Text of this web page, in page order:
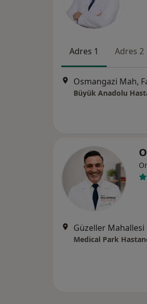
Adres 1 Adres 2
Büyük Anadolu
Medical Park